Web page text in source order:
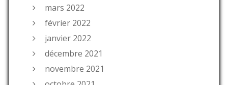
mars 2022
février 2022
janvier 2022
décembre 2021
novembre 2021